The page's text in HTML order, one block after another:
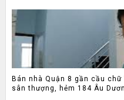
Bán nhà Quận 8 gần cầu chữ
sân thượng, hẻm 184 Âu